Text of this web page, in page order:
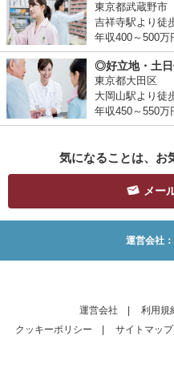
東京都武蔵野市
吉祥寺駅より徒
年収400～500万
◎好立地・土
東京都大田区
大岡山駅より徒
年収450～550万
気になることは、お
メー
運営会社
運営会社 利用規
クッキーポリシー
サイトマップ